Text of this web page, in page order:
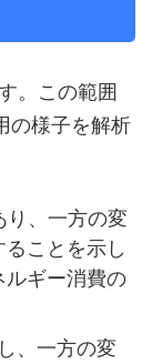
。この範囲
の様子を解析
り、一方の変
ことを示し
ルギー消費の
、一方の変